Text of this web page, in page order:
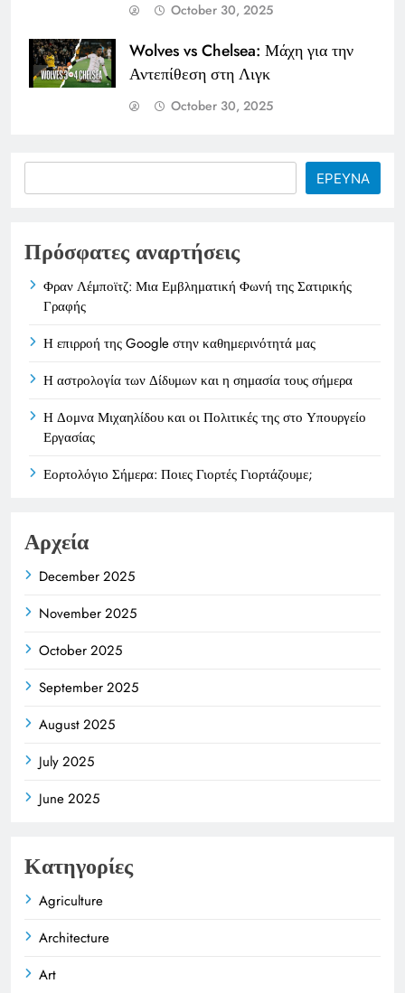
October 30, 2025
Wolves vs Chelsea: Μάχη για την
Αντεπίθεση στη Λιγκ
October 30, 2025
ΕΡΕΥΝΑ
Πρόσφατες αναρτήσεις
Φραν Λέμποϊτζ: Μια Εμβληματική Φωνή της Σατιρικής
Γραφής
Η επιρροή της Google στην καθημερινότητά μας
Η αστρολογία των Δίδυμων και η σημασία τους σήμερα
Η Δομνα Μιχαηλίδου και οι Πολιτικές της στο Υπουργείο
Εργασίας
Εορτολόγιο Σήμερα: Ποιες Γιορτές Γιορτάζουμε;
Αρχεία
December 2025
November 2025
October 2025
September 2025
August 2025
July 2025
June 2025
Κατηγορίες
Agriculture
Architecture
Art